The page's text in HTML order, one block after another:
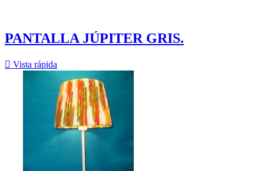
PANTALLA JÚPITER GRIS.
 Vista rápida